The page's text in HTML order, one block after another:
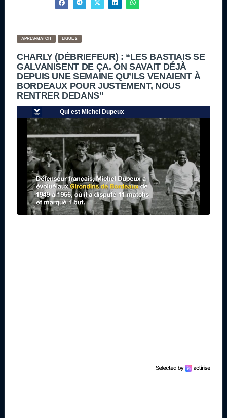
APRÈS-MATCH LIGUE 2
CHARLY (DÉBRIEFEUR) : “LES BASTIAIS SE
GALVANISENT DE ÇA. ON SAVAIT DÉJÀ
DEPUIS UNE SEMAINE QU’ILS VENAIENT À
BORDEAUX POUR JUSTEMENT, NOUS
RENTRER DEDANS”